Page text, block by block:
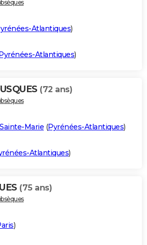
Atlantiques)
Atlantiques)
(72 ans)
Marie (Pyrénées-Atlantiques)
Atlantiques)
(75 ans)
)